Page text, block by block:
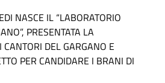
NASCE IL “LABORATORIO
PRESENTATA LA
DEL GARGANO E
PER CANDIDARE I BRANI DI